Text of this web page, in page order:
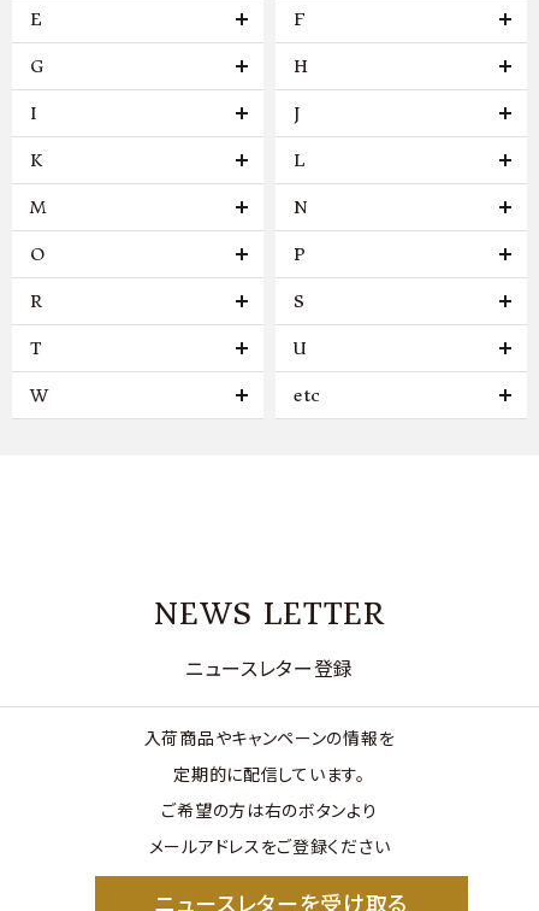
E F
G H
I J
K L
M N
O P
R S
T U
W etc
NEWS LETTER
ニュースレター登録
入荷商品やキャンペーンの情報を
定期的に配信しています。
ご希望の方は右のボタンより
メールアドレスをご登録ください
ニュースレターを受け取る